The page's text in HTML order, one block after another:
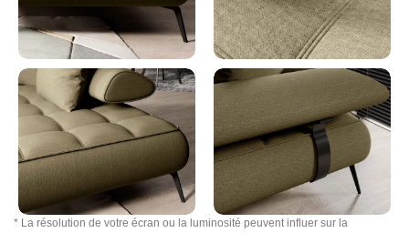
* La résolution de votre écran ou la luminosité peuvent influer sur la